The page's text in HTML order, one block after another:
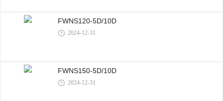
FWNS120-5D/10D
2024-12-31
FWNS150-5D/10D
2024-12-31